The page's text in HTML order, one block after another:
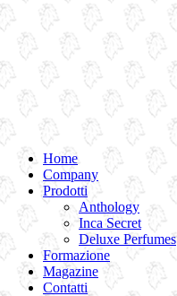
Home
Company
Prodotti
Anthology
Inca Secret
Deluxe Perfumes
Formazione
Magazine
Contatti